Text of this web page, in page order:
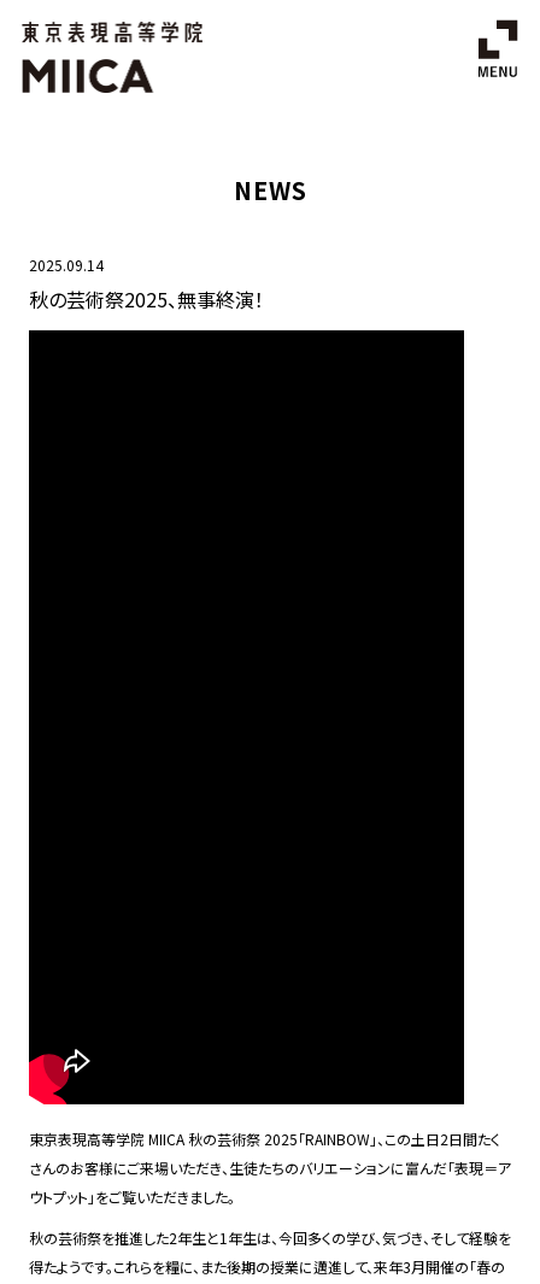
NEWS
2025.09.14
秋の芸術祭2025、無事終演！
東京表現高等学院 MIICA 秋の芸術祭 2025「RAINBOW」、この土日2日間たく
さんのお客様にご来場いただき、生徒たちのバリエーションに富んだ「表現＝ア
ウトプット」をご覧いただきました。
秋の芸術祭を推進した2年生と1年生は、今回多くの学び、気づき、そして経験を
得たようです。これらを糧に、また後期の授業に邁進して、来年3月開催の「春の